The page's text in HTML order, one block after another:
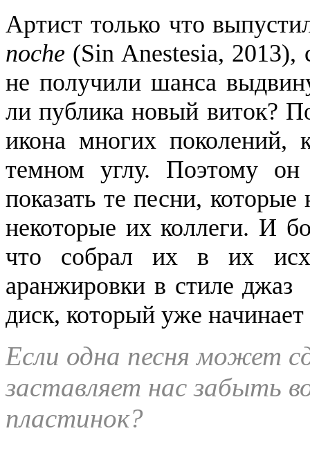
Артист только что
noche (Sin Anestesia, 2013),
не получили шанса
ли публика новый виток?
икона многих поколений,
темном углу. Поэтому
показать те песни, которые
некоторые их коллеги. И
что собрал их в их
аранжировки в стиле
диск, который уже начинает
Если одна песня может
заставляет нас забыть
пластинок?